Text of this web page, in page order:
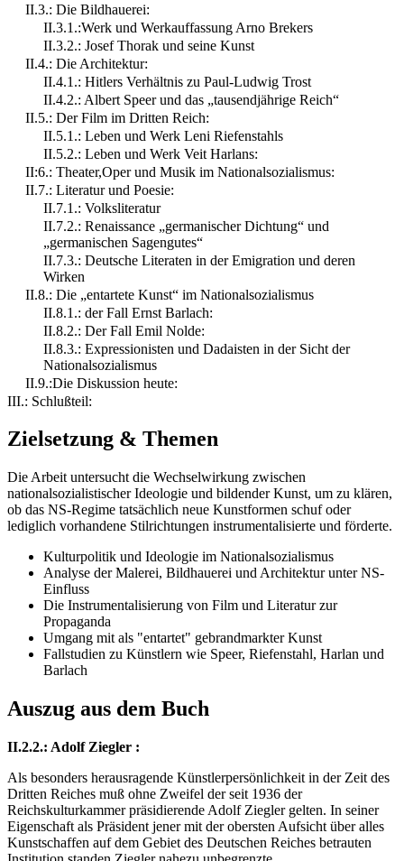
II.3.: Die Bildhauerei:
II.3.1.:Werk und Werkauffassung Arno Brekers
II.3.2.: Josef Thorak und seine Kunst
II.4.: Die Architektur:
II.4.1.: Hitlers Verhältnis zu Paul-Ludwig Trost
II.4.2.: Albert Speer und das „tausendjährige Reich“
II.5.: Der Film im Dritten Reich:
II.5.1.: Leben und Werk Leni Riefenstahls
II.5.2.: Leben und Werk Veit Harlans:
II:6.: Theater,Oper und Musik im Nationalsozialismus:
II.7.: Literatur und Poesie:
II.7.1.: Volksliteratur
II.7.2.: Renaissance „germanischer Dichtung“ und
„germanischen Sagengutes“
II.7.3.: Deutsche Literaten in der Emigration und deren
Wirken
II.8.: Die „entartete Kunst“ im Nationalsozialismus
II.8.1.: der Fall Ernst Barlach:
II.8.2.: Der Fall Emil Nolde:
II.8.3.: Expressionisten und Dadaisten in der Sicht der
Nationalsozialismus
II.9.:Die Diskussion heute:
III.: Schlußteil:
Zielsetzung & Themen
Die Arbeit untersucht die Wechselwirkung zwischen
nationalsozialistischer Ideologie und bildender Kunst, um zu klären,
ob das NS-Regime tatsächlich neue Kunstformen schuf oder
lediglich vorhandene Stilrichtungen instrumentalisierte und förderte.
Kulturpolitik und Ideologie im Nationalsozialismus
Analyse der Malerei, Bildhauerei und Architektur unter NS-
Einfluss
Die Instrumentalisierung von Film und Literatur zur
Propaganda
Umgang mit als "entartet" gebrandmarkter Kunst
Fallstudien zu Künstlern wie Speer, Riefenstahl, Harlan und
Barlach
Auszug aus dem Buch
II.2.2.: Adolf Ziegler :
Als besonders herausragende Künstlerpersönlichkeit in der Zeit des
Dritten Reiches muß ohne Zweifel der seit 1936 der
Reichskulturkammer präsidierende Adolf Ziegler gelten. In seiner
Eigenschaft als Präsident jener mit der obersten Aufsicht über alles
Kunstschaffen auf dem Gebiet des Deutschen Reiches betrauten